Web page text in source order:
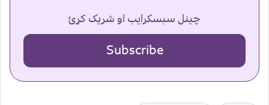
چینل سبسکرایب او شریک کړئ
Subscribe